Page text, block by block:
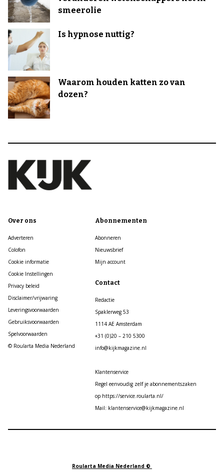
smeerolie
Is hypnose nuttig?
Waarom houden katten zo van
dozen?
Over ons
Adverteren
Colofon
Cookie informatie
Cookie Instellingen
Privacy beleid
Disclaimer/vrijwaring
Leveringsvoorwaarden
Gebruiksvoorwaarden
Spelvoorwaarden
© Roularta Media Nederland
Abonnementen
Abonneren
Nieuwsbrief
Mijn account
Contact
Redactie
Spaklerweg 53
1114 AE Amsterdam
+31 (0)20 – 210 5300
info@kijkmagazine.nl
Klantenservice
Regel eenvoudig zelf je abonnementszaken
op https://service.roularta.nl/
Mail: klantenservice@kijkmagazine.nl
Roularta Media Nederland ©